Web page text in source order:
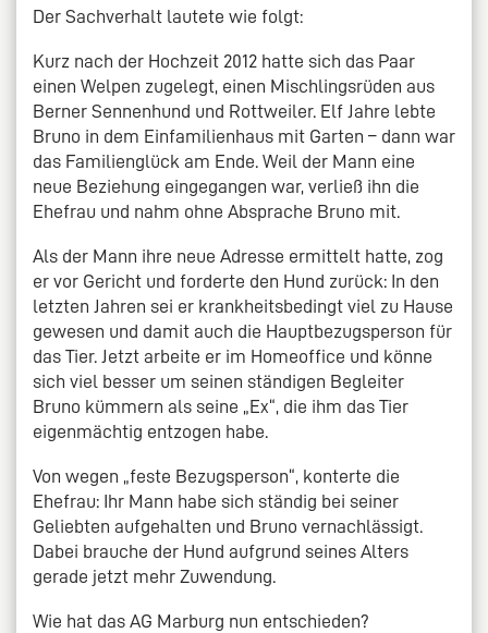
Der Sachverhalt lautete wie folgt:
Kurz nach der Hochzeit 2012 hatte sich das Paar
einen Welpen zugelegt, einen Mischlingsrüden aus
Berner Sennenhund und Rottweiler. Elf Jahre lebte
Bruno in dem Einfamilienhaus mit Garten – dann war
das Familienglück am Ende. Weil der Mann eine
neue Beziehung eingegangen war, verließ ihn die
Ehefrau und nahm ohne Absprache Bruno mit.
Als der Mann ihre neue Adresse ermittelt hatte, zog
er vor Gericht und forderte den Hund zurück: In den
letzten Jahren sei er krankheitsbedingt viel zu Hause
gewesen und damit auch die Hauptbezugsperson für
das Tier. Jetzt arbeite er im Homeoffice und könne
sich viel besser um seinen ständigen Begleiter
Bruno kümmern als seine „Ex“, die ihm das Tier
eigenmächtig entzogen habe.
Von wegen „feste Bezugsperson“, konterte die
Ehefrau: Ihr Mann habe sich ständig bei seiner
Geliebten aufgehalten und Bruno vernachlässigt.
Dabei brauche der Hund aufgrund seines Alters
gerade jetzt mehr Zuwendung.
Wie hat das AG Marburg nun entschieden?